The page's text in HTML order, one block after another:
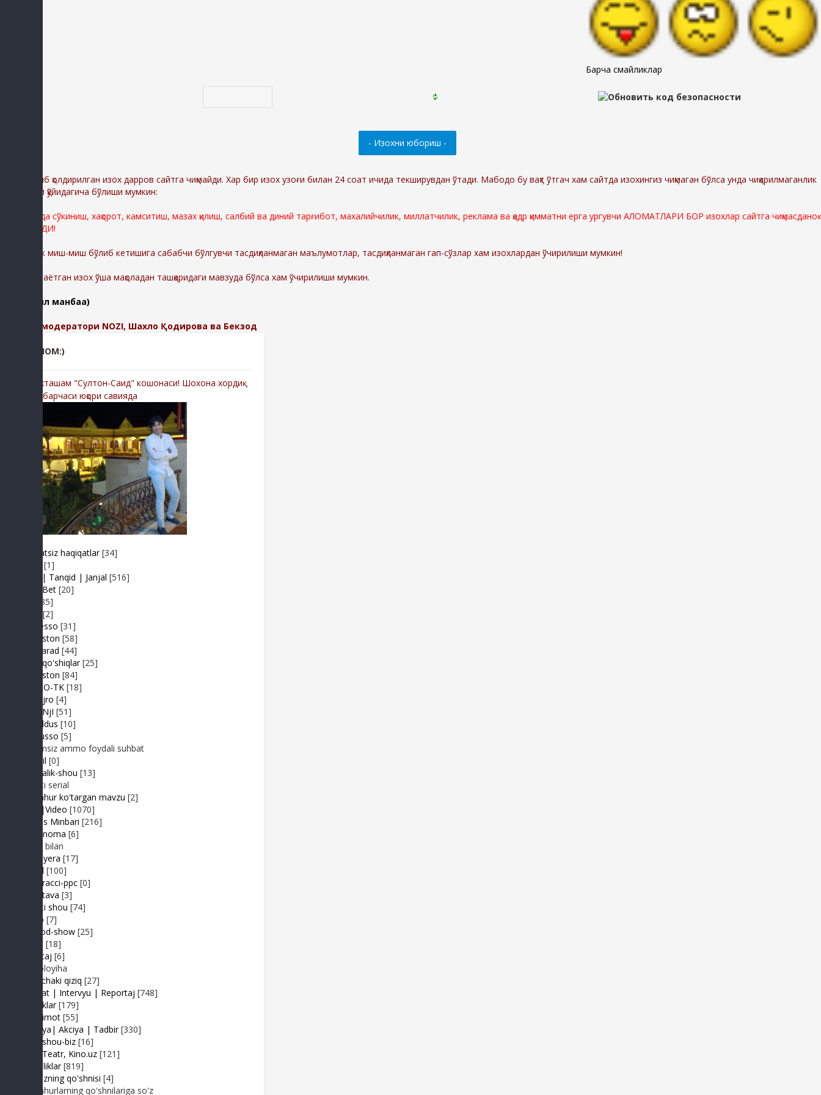
Барча смайликлар
Ёзиб қолдирилган изох дарров сайтга чиқмайди. Хар бир изох узоғи билан 24 соат ичида текширувдан ўтади. Мабодо бу вақт ўтгач хам сайтда изохингиз чиқмаган бўлса унда чиқарилмаганлик
сабаблари қўйидагича бўлиши мумкин:
Сайтимизда сўкиниш, хақорот, камситиш, мазах қилиш, салбий ва диний тарғибот, махалийчилик, миллатчилик, реклама ва қадр қимматни ерга ургувчи АЛОМАТЛАРИ БОР изохлар сайтга чиқмасданоқ
ЎЧИРИЛАДИ!
Шунингдек миш-миш бўлиб кетишига сабабчи бўлгувчи тасдиқланмаган маълумотлар, тасдиқланмаган гап-сўзлар хам изохлардан ўчирилиши мумкин!
-Қолдирилаётган изох ўша мақоладан ташқаридаги мавзуда бўлса хам ўчирилиши мумкин.
(батафсил манбаа)
Изохлар модератори NOZI, Шахло Қодирова ва Бекзод
РЕКЛОМ:)
-Мухташам "Султон-Саид" кошонаси! Шохона хордиқ
учун барчаси юқори савияда
Adolatsiz haqiqatlar [34]
[1]
Baxs| Tanqid | Janjal [516]
BeshBet [20]
[85]
[2]
Expresso [31]
FIKRiston [58]
Hit-Parad [44]
Ijara qo'shiqlar [25]
IJODiston [84]
IMPRO-TK [18]
Jonli ijro [4]
JuMaNjI [51]
JurYuldus [10]
Kaktusso [5]
Yoqimsiz ammo foydali suhbat
Kongil [0]
Kundalik-shou [13]
Realiti serial
Mashhur ko'targan mavzu [2]
MP3|Video [1070]
Muhlis Minbari [216]
Ovoznoma [6]
Luiza bilan
Premyera [17]
Prikol [100]
Paparacci-ppc [0]
Podstava [3]
Realiti shou [74]
Retro [7]
Sayyod-show [25]
Sport [18]
Shantaj [6]
Videoloyiha
Shunchaki qiziq [27]
Suhbat | Intervyu | Reportaj [748]
Tabriklar [179]
Taqdimot [55]
Hayriya| Akciya | Tadbir [330]
Turk shou-biz [16]
TV | Teatr, Kino.uz [121]
Yangiliklar [819]
Yulduzning qo'shnisi [4]
Mashhurlarning qo'shnilariga so'z